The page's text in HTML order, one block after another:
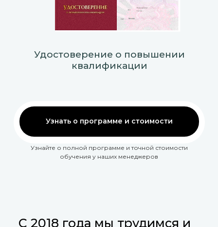
Удостоверение о повышении
квалификации
Узнайте о полной программе и точной стоимости
обучения у наших менеджеров
Узнать о программе и стоимости
С 2018 года мы трудимся и